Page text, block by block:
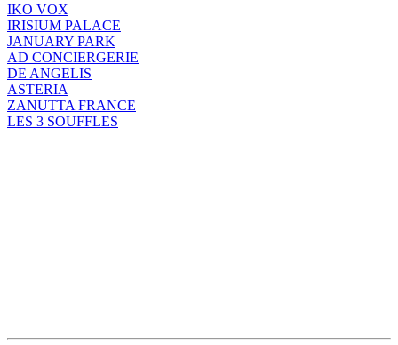
IKO VOX
IRISIUM PALACE
JANUARY PARK
AD CONCIERGERIE
DE ANGELIS
ASTERIA
ZANUTTA FRANCE
LES 3 SOUFFLES